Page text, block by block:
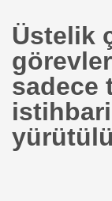
Üstelik
sadece
!!!
EROĞLU
Yapacak